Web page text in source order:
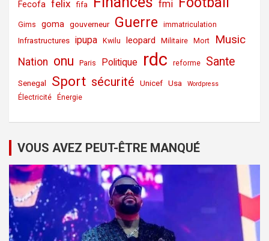
Fecofa felix fifa fmi
Gims goma gouverneur Guerre immatriculation
Infrastructures ipupa Kwilu leopard Militaire Mort Music
Nation onu Paris Politique rdc reforme Sante
Senegal Sport sécurité Unicef Usa Wordpress
Électricité Énergie
VOUS AVEZ PEUT-ÊTRE MANQUÉ